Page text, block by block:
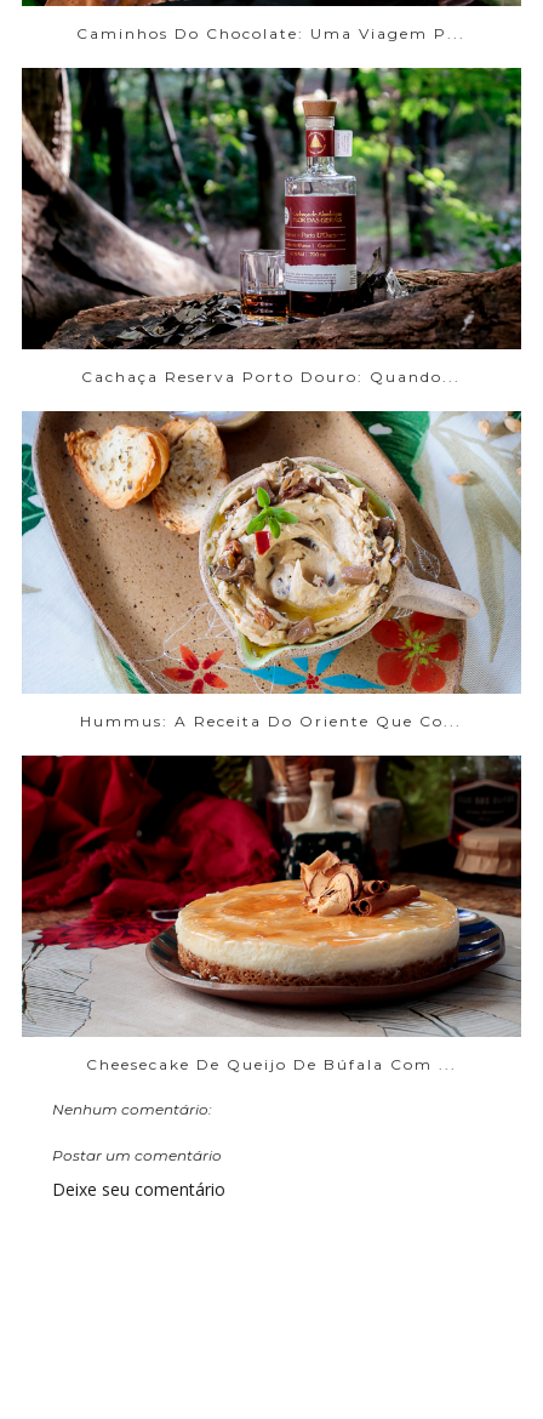
Caminhos Do Chocolate: Uma Viagem P...
Cachaça Reserva Porto Douro: Quando...
Hummus: A Receita Do Oriente Que Co...
Cheesecake De Queijo De Búfala Com ...
Nenhum comentário:
Postar um comentário
Deixe seu comentário